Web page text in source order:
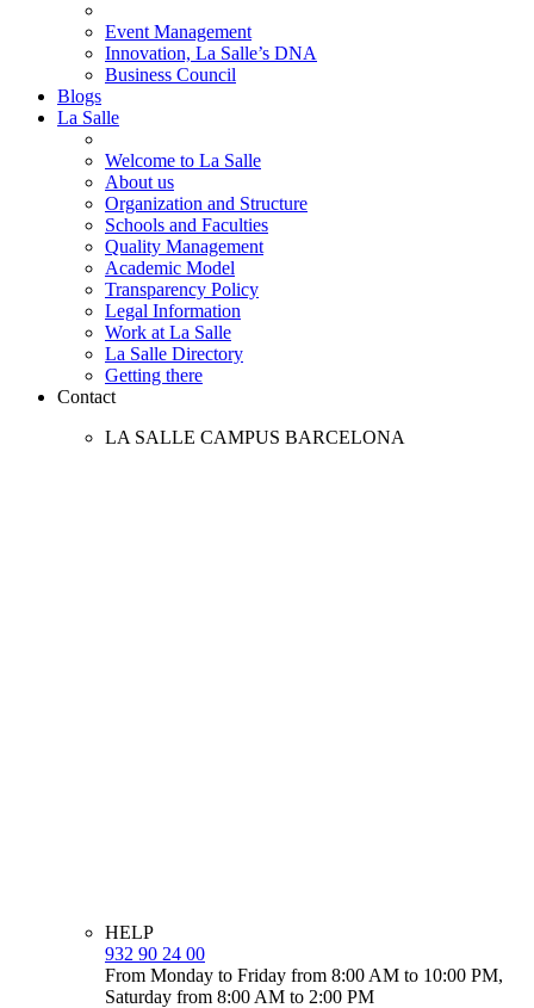
Event Management
Innovation, La Salle’s DNA
Business Council
Blogs
La Salle
Welcome to La Salle
About us
Organization and Structure
Schools and Faculties
Quality Management
Academic Model
Transparency Policy
Legal Information
Work at La Salle
La Salle Directory
Getting there
Contact
LA SALLE CAMPUS BARCELONA
HELP
932 90 24 00
From Monday to Friday from 8:00 AM to 10:00 PM,
Saturday from 8:00 AM to 2:00 PM